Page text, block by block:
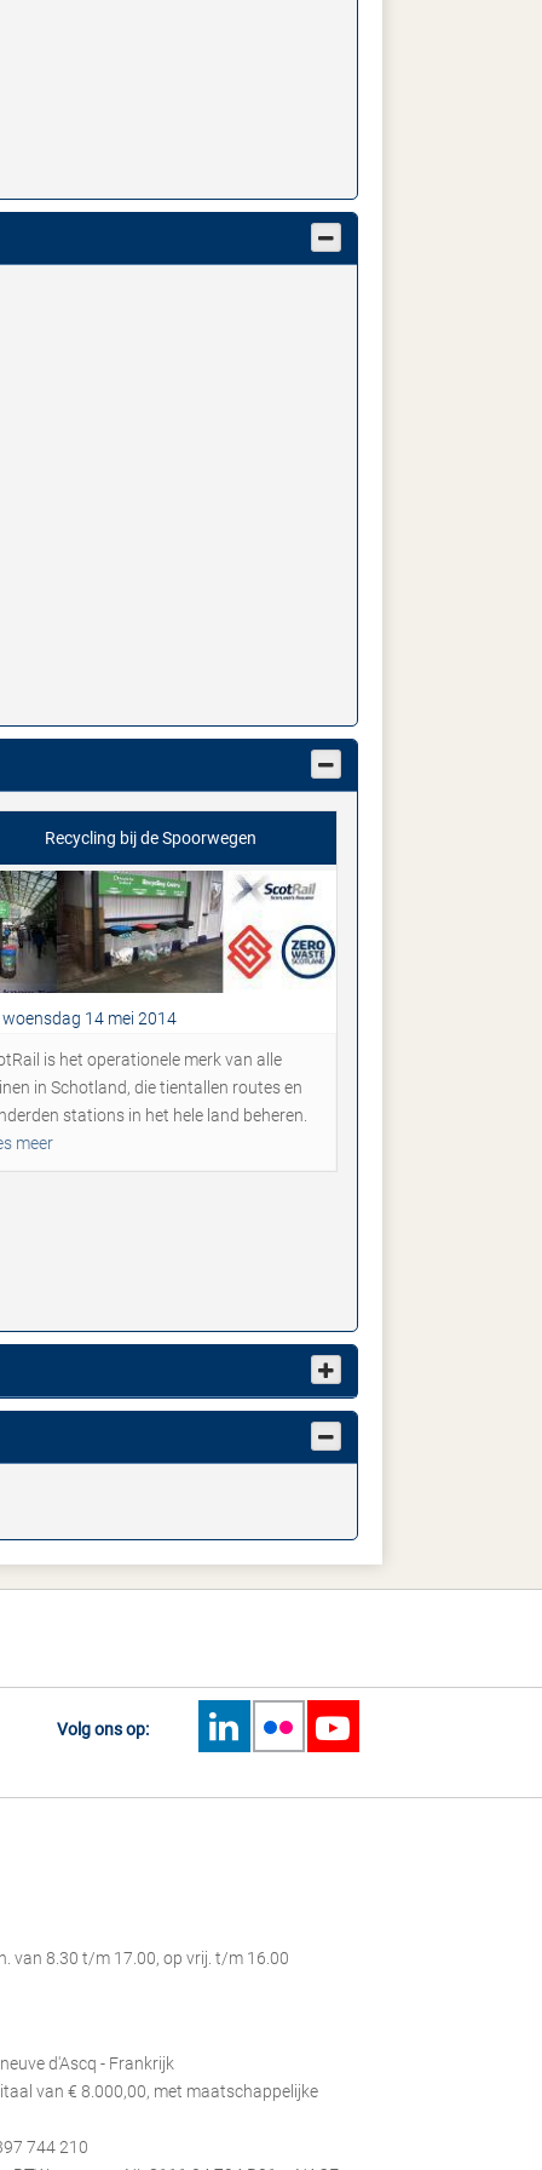
Recycling bij de Spoorwegen
woensdag 14 mei 2014
is het operationele merk van alle
in Schotland, die tientallen routes en
stations in het hele land beheren.
meer
Volg ons op:
van 8.30 t/m 17.00, op vrij. t/m 16.00
d'Ascq - Frankrijk
van € 8.000,00, met maatschappelijke
744 210